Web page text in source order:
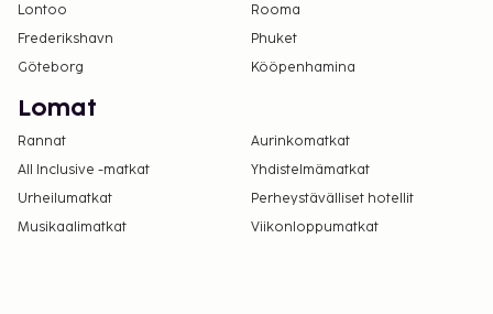
Lontoo
Rooma
Frederikshavn
Phuket
Göteborg
Kööpenhamina
Lomat
Rannat
Aurinkomatkat
All Inclusive -matkat
Yhdistelmämatkat
Urheilumatkat
Perheystävälliset hotellit
Musikaalimatkat
Viikonloppumatkat